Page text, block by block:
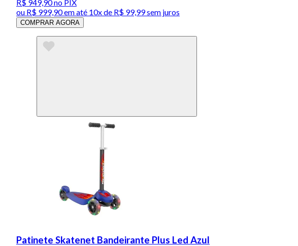
R$ 949,90no PIX
ou R$ 999,90em até 10x de R$ 99,99 sem juros
COMPRAR AGORA
Patinete Skatenet Bandeirante Plus Led Azul